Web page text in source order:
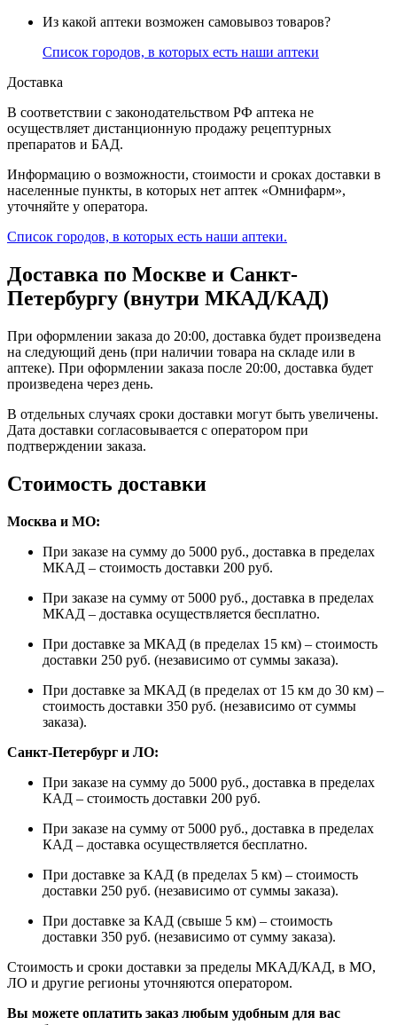
Из какой аптеки возможен самовывоз товаров?
Список городов, в которых есть наши аптеки
Доставка
В соответствии с законодательством РФ аптека не
осуществляет дистанционную продажу рецептурных
препаратов и БАД.
Информацию о возможности, стоимости и сроках доставки в
населенные пункты, в которых нет аптек «Омнифарм»,
уточняйте у оператора.
Список городов, в которых есть наши аптеки.
Доставка по Москве и Санкт-
Петербургу (внутри МКАД/КАД)
При оформлении заказа до 20:00, доставка будет произведена
на следующий день (при наличии товара на складе или в
аптеке). При оформлении заказа после 20:00, доставка будет
произведена через день.
В отдельных случаях сроки доставки могут быть увеличены.
Дата доставки согласовывается с оператором при
подтверждении заказа.
Стоимость доставки
Москва и МО:
При заказе на сумму до 5000 руб., доставка в пределах
МКАД – стоимость доставки 200 руб.
При заказе на сумму от 5000 руб., доставка в пределах
МКАД – доставка осуществляется бесплатно.
При доставке за МКАД (в пределах 15 км) – стоимость
доставки 250 руб. (независимо от суммы заказа).
При доставке за МКАД (в пределах от 15 км до 30 км) –
стоимость доставки 350 руб. (независимо от суммы
заказа).
Санкт-Петербург и ЛО:
При заказе на сумму до 5000 руб., доставка в пределах
КАД – стоимость доставки 200 руб.
При заказе на сумму от 5000 руб., доставка в пределах
КАД – доставка осуществляется бесплатно.
При доставке за КАД (в пределах 5 км) – стоимость
доставки 250 руб. (независимо от суммы заказа).
При доставке за КАД (свыше 5 км) – стоимость
доставки 350 руб. (независимо от сумму заказа).
Стоимость и сроки доставки за пределы МКАД/КАД, в МО,
ЛО и другие регионы уточняются оператором.
Вы можете оплатить заказ любым удобным для вас